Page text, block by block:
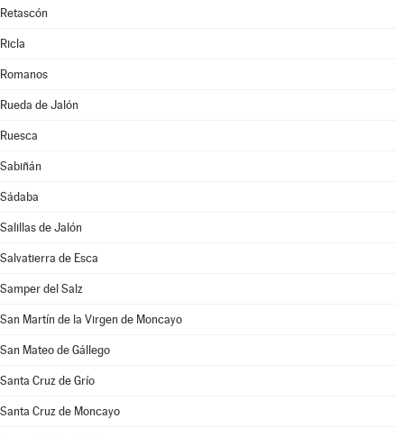
Retascón
Ricla
Romanos
Rueda de Jalón
Ruesca
Sabiñán
Sádaba
Salillas de Jalón
Salvatierra de Esca
Samper del Salz
San Martín de la Virgen de Moncayo
San Mateo de Gállego
Santa Cruz de Grío
Santa Cruz de Moncayo